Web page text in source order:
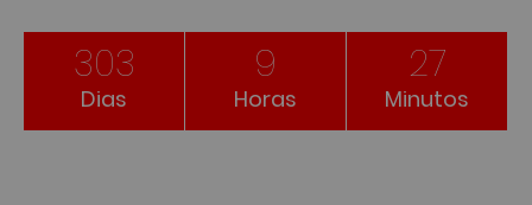
303
Dias
9
Horas
27
Minutos